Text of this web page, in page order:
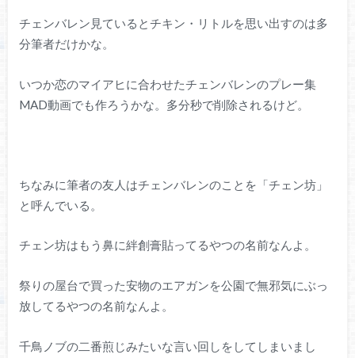
チェンバレン見ているとチキン・リトルを思い出すのは多
分筆者だけかな。
いつか恋のマイアヒに合わせたチェンバレンのプレー集
MAD動画でも作ろうかな。多分秒で削除されるけど。
ちなみに筆者の友人はチェンバレンのことを「チェン坊」
と呼んでいる。
チェン坊はもう鼻に絆創膏貼ってるやつの名前なんよ。
祭りの屋台で買った安物のエアガンを公園で無邪気にぶっ
放してるやつの名前なんよ。
千鳥ノブの二番煎じみたいな言い回しをしてしまいまし